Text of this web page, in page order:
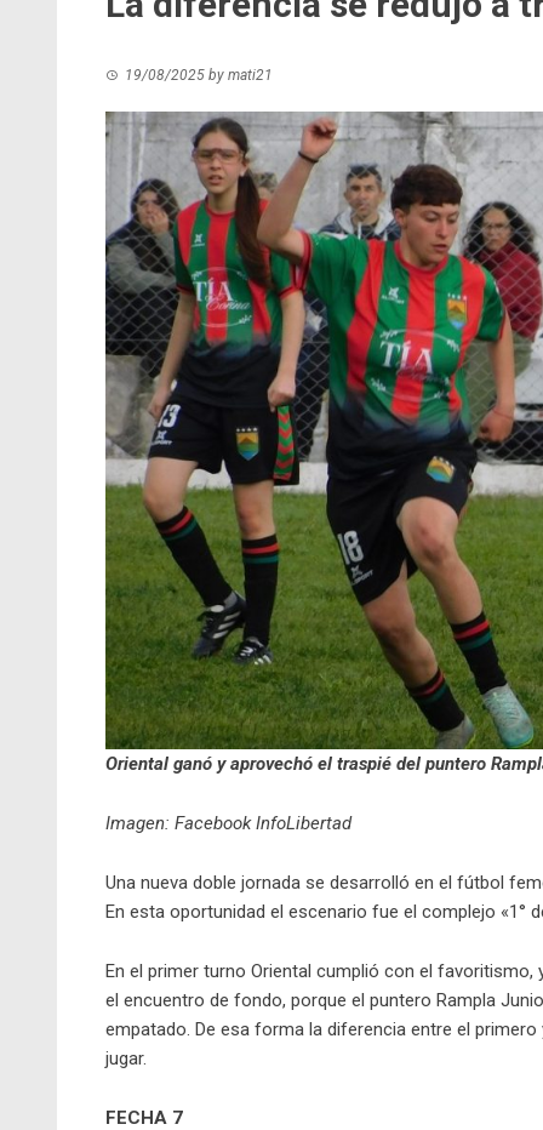
19/08/2025 by mati21
Oriental ganó y aprovechó el traspié del puntero
Imagen: Facebook InfoLibertad
Una nueva doble jornada se desarrolló en el fútbol
En esta oportunidad el escenario fue el complejo «1°
En el primer turno Oriental cumplió con el
el encuentro de fondo, porque el puntero Rampla
empatado. De esa forma la diferencia entre el
jugar.
FECHA 7